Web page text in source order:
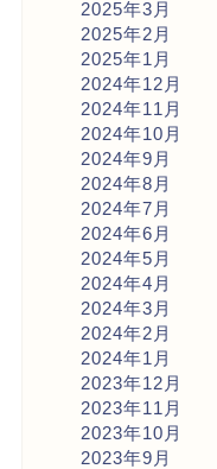
2025年3月
2025年2月
2025年1月
2024年12月
2024年11月
2024年10月
2024年9月
2024年8月
2024年7月
2024年6月
2024年5月
2024年4月
2024年3月
2024年2月
2024年1月
2023年12月
2023年11月
2023年10月
2023年9月